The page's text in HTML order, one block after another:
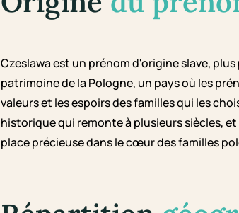
Czeslawa est un prénom d'origine slave,
patrimoine de la Pologne, un pays où les
valeurs et les espoirs des familles qui les
historique qui remonte à plusieurs siècles,
place précieuse dans le cœur des familles